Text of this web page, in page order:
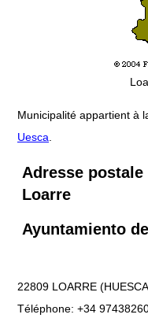
Municipalité appartient à
Uesca
Adresse
Loarre
Ayuntamiento
22809 LOARRE
Téléphone: +34